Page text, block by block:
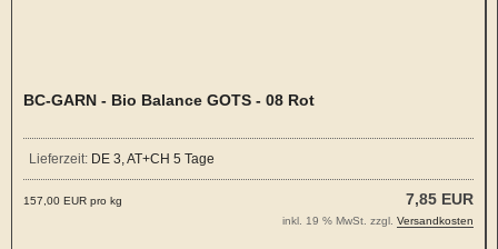
BC-GARN - Bio Balance GOTS - 08 Rot
Lieferzeit: DE 3, AT+CH 5 Tage
7,85 EUR
157,00 EUR pro kg
inkl. 19 % MwSt. zzgl. Versandkosten